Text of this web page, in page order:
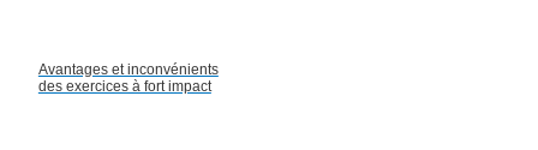
Avantages et inconvénients
des exercices à fort impact